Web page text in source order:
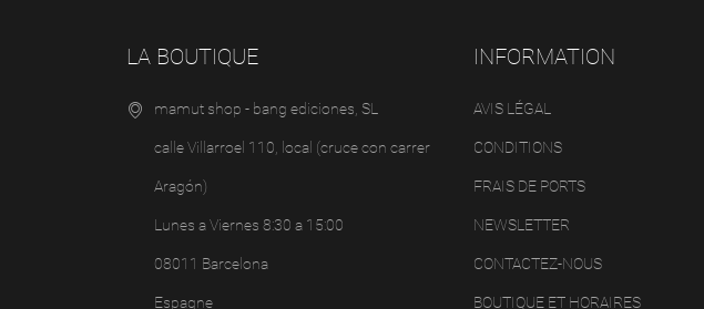
LA BOUTIQUE
mamut shop - bang ediciones, SL
calle Villarroel 110, local (cruce con carrer
Aragón)
Lunes a Viernes 8:30 a 15:00
08011 Barcelona
Espagne
INFORMATION
AVIS LÉGAL
CONDITIONS
FRAIS DE PORTS
NEWSLETTER
CONTACTEZ-NOUS
BOUTIQUE ET HORAIRES